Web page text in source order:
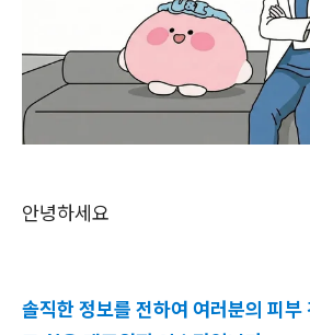
안녕하세요
솔직한 정보를 전하여 여러분의 피부